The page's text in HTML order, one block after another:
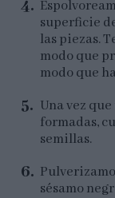
superficie
las piezas.
modo que
modo que
Una vez
formadas,
semillas.
sésamo